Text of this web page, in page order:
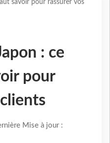
savoir pour rassurer vos
: ce
pour
Mise à jour :